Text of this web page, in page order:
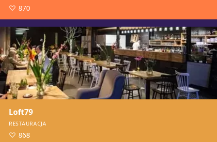
870
Loft79
RESTAURACJA
868